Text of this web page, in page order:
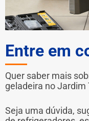
Entre em
Quer saber mais
geladeira no Jardim
Seja uma dúvida,